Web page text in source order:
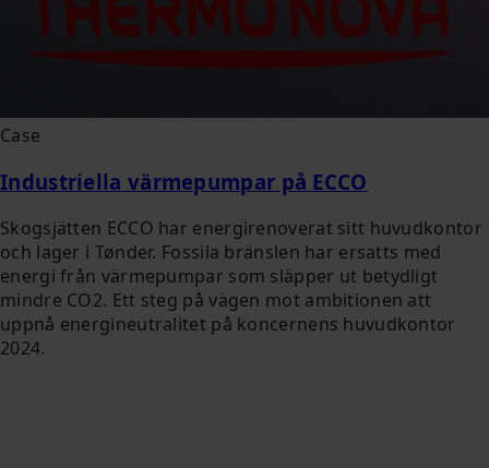
Case
Industriella värmepumpar på ECCO
Skogsjätten ECCO har energirenoverat sitt huvudkontor
och lager i Tønder. Fossila bränslen har ersatts med
energi från värmepumpar som släpper ut betydligt
mindre CO2. Ett steg på vägen mot ambitionen att
uppnå energineutralitet på koncernens huvudkontor
2024.